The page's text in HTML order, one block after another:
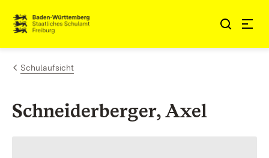
Zum Inhalt springen
Link zur Startseite
Schulaufsicht
Schneiderberger, Axel